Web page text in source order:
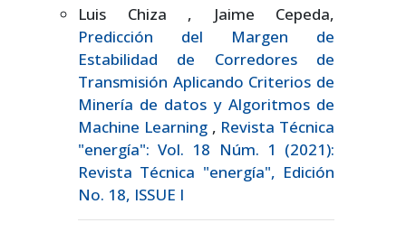
Luis Chiza , Jaime Cepeda,
Predicción del Margen de
Estabilidad de Corredores de
Transmisión Aplicando Criterios de
Minería de datos y Algoritmos de
Machine Learning , Revista Técnica
"energía": Vol. 18 Núm. 1 (2021):
Revista Técnica "energía", Edición
No. 18, ISSUE I